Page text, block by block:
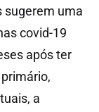
sugerem uma
covid-19
após ter
a